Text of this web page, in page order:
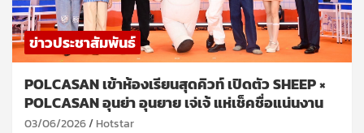
ข่าวประชาสัมพันธ์
POLCASAN เข้าห้องเรียนสุดคิวท์ เปิดตัว SHEEP ×
POLCASAN อุนย่า อุนยาย เจ่เจ้ แห่เช็คชื่อแน่นงาน
03/06/2026 Hotstar